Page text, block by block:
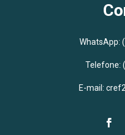
WhatsApp:
Telefone:
E-mail: